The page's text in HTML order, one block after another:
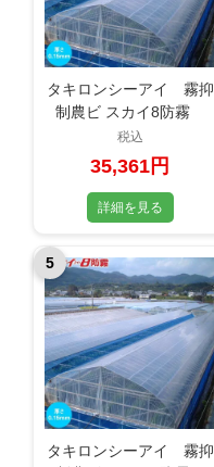
タキロンシーアイ 霧抑
制農ビ スカイ8防霧
3×7間
0.15mm×660cm×17m
税込
35,361円
詳細を見る
5
タキロンシーアイ 霧抑